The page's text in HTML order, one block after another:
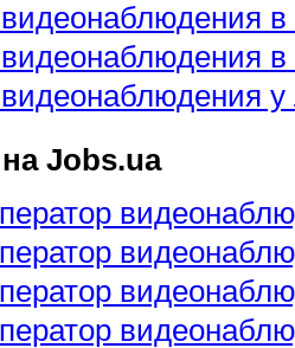
в
в
у
на Jobs.ua